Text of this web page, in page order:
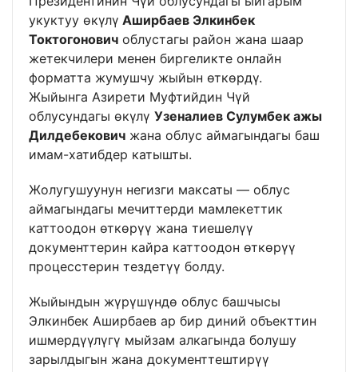
укуктуу өкүлү Аширбаев Элкинбек
Токтогонович облустагы район жана шаар
жетекчилери менен биргеликте онлайн
форматта жумушчу жыйын өткөрдү.
Жыйынга Азирети Муфтийдин Чүй
облусундагы өкүлү Узеналиев Сулумбек ажы
Дилдебекович жана облус аймагындагы баш
имам-хатибдер катышты.
Жолугушуунун негизги максаты — облус
аймагындагы мечиттерди мамлекеттик
каттоодон өткөрүү жана тиешелүү
документтерин кайра каттоодон өткөрүү
процесстерин тездетүү болду.
Жыйындын жүрүшүндө облус башчысы
Элкинбек Аширбаев ар бир диний объекттин
ишмердүүлүгү мыйзам алкагында болушу
зарылдыгын жана документтештирүү